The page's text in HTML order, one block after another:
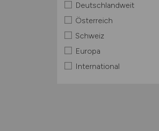
Deutschlandweit
Österreich
Schweiz
Europa
International